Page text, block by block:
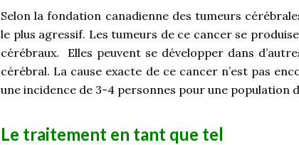
Selon la fondation canadienne des tumeurs
le plus agressif. Les tumeurs de ce cancer se
cérébraux. Elles peuvent se développer dans
cérébral. La cause exacte de ce cancer n’est pas
une incidence de 3-4 personnes pour une population
Le traitement en tant que tel